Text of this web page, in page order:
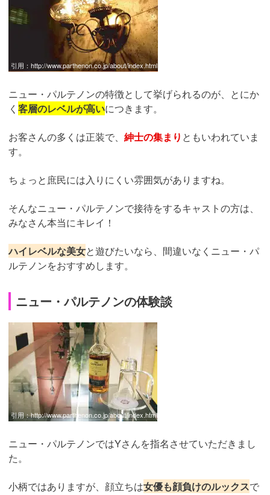
引用： http://www.parthenon.co.jp/about/index.html
ニュー・パルテノンの特徴として挙げられるのが、とにか
く 客層のレベルが高いにつきます。
お客さんの多くは正装で、 紳士の集まり ともいわれていま
す。
ちょっと庶民には入りにくい雰囲気がありますね。
そんなニュー・パルテノンで接待をするキャストの方は、
みなさん本当にキレイ！
ハイレベルな美女と遊びたいなら、間違いなくニュー・パ
ルテノンをおすすめします。
ニュー・パルテノンの体験談
引用：http://www.parthenon.co.jp/about/index.html
ニュー・パルテノンではYさんを指名させていただきまし
た。
小柄ではありますが、顔立ちは女優も顔負けのルックスで